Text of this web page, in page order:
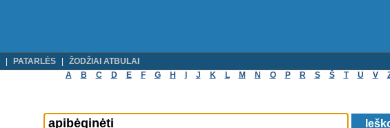
PATARLĖS
ŽODŽIAI ATBULAI
A
B C D E F G H J K L M N O P R S Š T U V